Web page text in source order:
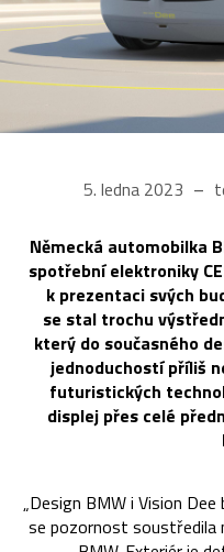
5. ledna 2023
Německá automobilka
spotřební elektroniky
k prezentaci svých
se stal trochu
který do současného
jednoduchostí příliš
futuristických
displej přes celé
„Design BMW i Vision
se pozornost soustředila